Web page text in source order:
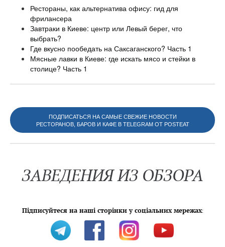
Рестораны, как альтернатива офису: гид для
фрилансера
Завтраки в Киеве: центр или Левый берег, что
выбрать?
Где вкусно пообедать на Саксаганского? Часть 1
Мясные лавки в Киеве: где искать мясо и стейки в
столице? Часть 1
ПОДПИСАТЬСЯ НА САМЫЕ СВЕЖИЕ НОВОСТИ
РЕСТОРАНОВ, БАРОВ И КАФЕ В TELEGRAM ОТ POSTEAT
ЗАВЕДЕНИЯ ИЗ ОБЗОРА
Підписуйтеся на наші сторінки у соціальних мережах: